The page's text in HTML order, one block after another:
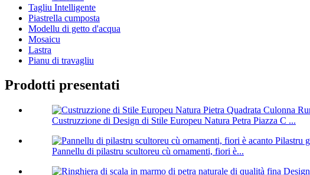
Tagliu Intelligente
Piastrella cumposta
Modellu di getto d'acqua
Mosaicu
Lastra
Pianu di travagliu
Prodotti presentati
Custruzzione di Design di Stile Europeu Natura Petra Piazza C ...
Pannellu di pilastru scultoreu cù ornamenti, fiori è...